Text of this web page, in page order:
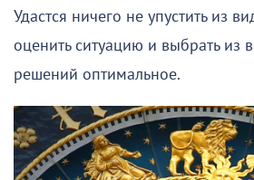
Удастся ничего не упустить из
оценить ситуацию и выбрать из
решений оптимальное.